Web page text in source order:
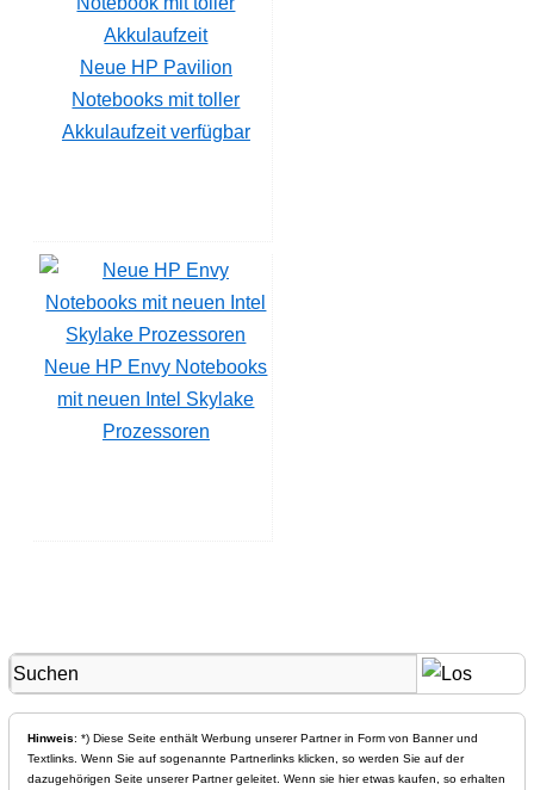
Neue HP Pavilion
Notebooks mit toller
Akkulaufzeit verfügbar
Neue HP Envy Notebooks
mit neuen Intel Skylake
Prozessoren
Hinweis: *) Diese Seite enthält Werbung unserer Partner in Form von Banner und
Textlinks. Wenn Sie auf sogenannte Partnerlinks klicken, so werden Sie auf der
dazugehörigen Seite unserer Partner geleitet. Wenn sie hier etwas kaufen, so erhalten